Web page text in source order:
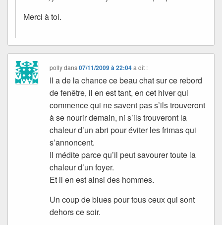
Merci à toi.
pollydans07/11/2009 à 22:04 a dit :
Il a de la chance ce beau chat sur ce rebord
de fenêtre, il en est tant, en cet hiver qui
commence qui ne savent pas s’ils trouveront
à se nourir demain, ni s’ils trouveront la
chaleur d’un abri pour éviter les frimas qui
s’annoncent.
Il médite parce qu’il peut savourer toute la
chaleur d’un foyer.
Et il en est ainsi des hommes.
Un coup de blues pour tous ceux qui sont
dehors ce soir.